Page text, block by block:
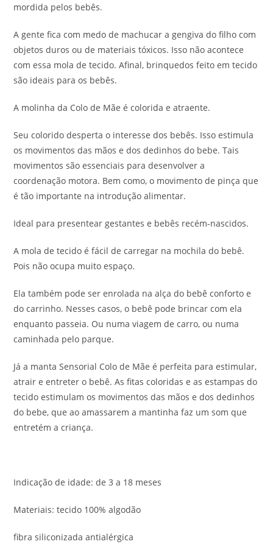
mordida pelos bebês.
A gente fica com medo de machucar a gengiva do filho com
objetos duros ou de materiais tóxicos. Isso não acontece
com essa mola de tecido. Afinal, brinquedos feito em tecido
são ideais para os bebês.
A molinha da Colo de Mãe é colorida e atraente.
Seu colorido desperta o interesse dos bebês. Isso estimula
os movimentos das mãos e dos dedinhos do bebe. Tais
movimentos são essenciais para desenvolver a
coordenação motora. Bem como, o movimento de pinça que
é tão importante na introdução alimentar.
Ideal para presentear gestantes e bebês recém-nascidos.
A mola de tecido é fácil de carregar na mochila do bebê.
Pois não ocupa muito espaço.
Ela também pode ser enrolada na alça do bebê conforto e
do carrinho. Nesses casos, o bebê pode brincar com ela
enquanto passeia. Ou numa viagem de carro, ou numa
caminhada pelo parque.
Já a manta Sensorial Colo de Mãe é perfeita para estimular,
atrair e entreter o bebê. As fitas coloridas e as estampas do
tecido estimulam os movimentos das mãos e dos dedinhos
do bebe, que ao amassarem a mantinha faz um som que
entretém a criança.
Indicação de idade: de 3 a 18 meses
Materiais: tecido 100% algodão
fibra siliconizada antialérgica